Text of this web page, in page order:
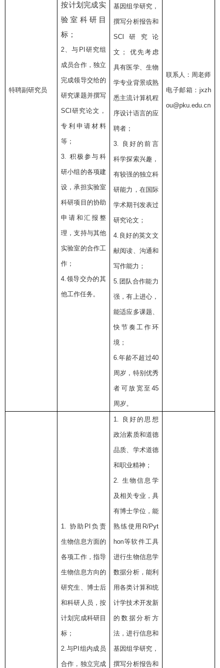
特聘副研究员
按计划完成实
验室科研目
标；
2 、与 PI研究组
成员合作，独立
完成领导交给的
研究课题并撰写
SCI研究论文，
专利申请材料
等；
3. 积极参与科
研小组的各项建
设，承担实验室
科研项目的协助
申请和汇报整
理，支持与其他
实验室的合作工
作；
4. 领导交办的其
他工作任务。
基因组学研究，
撰写分析报告和
SCI 研究论
文； 优先考虑
具有医学、生物
学专业背景或熟
悉主流计算机程
序设计语言的应
聘者；
3. 良好的前言
科学探索兴趣，
有较强的独立科
研能力，在国际
学术期刊发表过
研究论文；
4. 良好的英文文
献阅读、沟通和
写作能力；
5. 团队合作能力
强，有上进心，
能适应多课题、
快节奏工作环
境；
6.年龄不超过40
周岁，特别优秀
者可放宽至 45
周岁。
联系人：周老师
电子邮箱： jxzh
ou@pku.edu.cn
1. 协助 PI 负责
生物信息方面的
各项工作，指导
生物信息方向的
研究生、博士后
和科研人员，按
计划完成科研目
标；
2. 与PI组内成员
合作，独立完成
1. 良好的思想
政治素质和道德
品质、学术道德
和职业精神；
2. 生物信息学
及相关专业，具
有博士学位，能
熟练使用 R/Pyt
hon等软件工具
进行生物信息学
数据分析，能利
用各类计算和统
计学技术开发新
的数据分析方
法，进行信息和
基因组学研究，
撰写分析报告和